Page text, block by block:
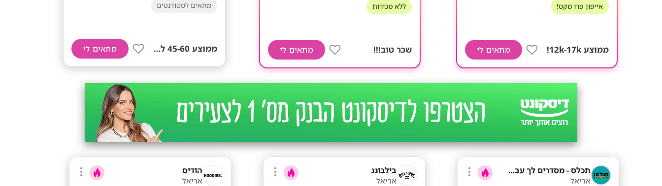
אייפון פרו מקס!
ממוצע 12k-17k! מתאים לי
ללא מכירות
שכר טוב!!! מתאים לי
מתאים לסטודנטים
ממוצע 45-60 לשעה! מתאים לי
תכלס - מסדרים לך עבודה
אריאל
בילבונג
אריאל
הודיס
אריאל